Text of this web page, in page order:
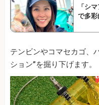
「シ
で多彩
テンビンやコマセカゴ、
ション”を掘り下げます。